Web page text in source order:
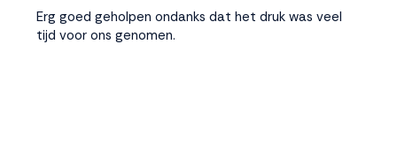
Erg goed geholpen ondanks dat het druk was veel
tijd voor ons genomen.